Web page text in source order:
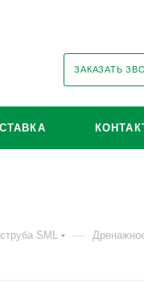
ЗАКАЗАТЬ
SML —